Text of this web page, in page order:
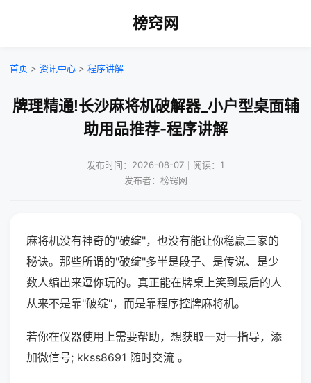
榜窍网
首页 > 资讯中心 > 程序讲解
牌理精通!长沙麻将机破解器_小户型桌面辅
助用品推荐-程序讲解
发布时间：2026-08-07｜阅读：1
发布者：榜窍网
麻将机没有神奇的"破绽"，也没有能让你稳赢三家的
秘诀。那些所谓的"破绽"多半是段子、是传说、是少
数人编出来逗你玩的。真正能在牌桌上笑到最后的人
从来不是靠"破绽"，而是靠程序控牌麻将机。
若你在仪器使用上需要帮助，想获取一对一指导，添
加微信号; kkss8691 随时交流 。